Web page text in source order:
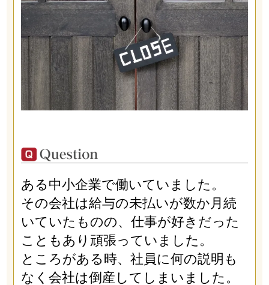
ある中小企業で働いていました。
その会社は給与の未払いが数か月続
いていたものの、仕事が好きだった
こともあり頑張っていました。
ところがある時、社員に何の説明も
なく会社は倒産してしまいました。